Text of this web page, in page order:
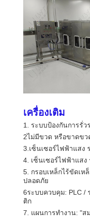
เครื่องเติม
1. ระบบป้องกันการรั่ว
2ไม่มีขวด หรือขาดขว
3.เซ็นเซอร์ไฟฟ้าแสง
4. เซ็นเซอร์ไฟฟ้าแส
5. กรอบเหล็กไร้ขัดเ
ปลอดภัย
6ระบบควบคุม: PLC /
ติก
7. แผนการทํางาน: "ส